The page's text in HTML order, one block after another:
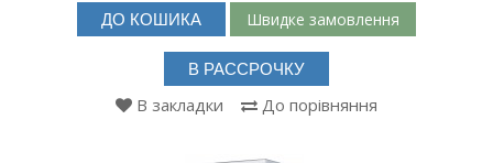
ДО КОШИКА Швидке замовлення
В РАССРОЧКУ
В закладки До порівняння